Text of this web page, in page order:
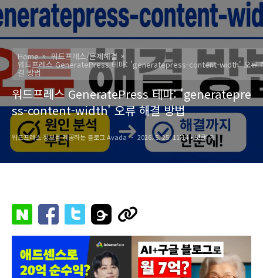
Home 워드프레스/문제해결
워드프레스 GeneratePress 테마: 'generatepress-content-width' 오류
결 방법
워드프레스 GeneratePress 테마: 'generatepre
ss-content-width' 오류 해결 방법
워드프레스 정보를 제공하는 블로그 Avada 2026. 5. 25. 11:14• 댓글:개